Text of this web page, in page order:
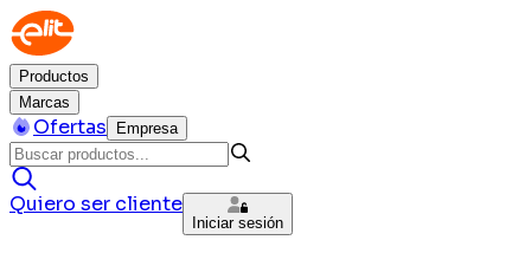
Productos
Marcas
Ofertas Empresa
Quiero ser cliente
Iniciar sesión